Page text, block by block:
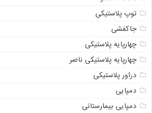
توپ پلاستیکی
جاکفشی
چهارپایه پلاستیکی
چهارپایه پلاستیکی ناصر
دراور پلاستیکی
دمپایی
دمپایی بیمارستانی